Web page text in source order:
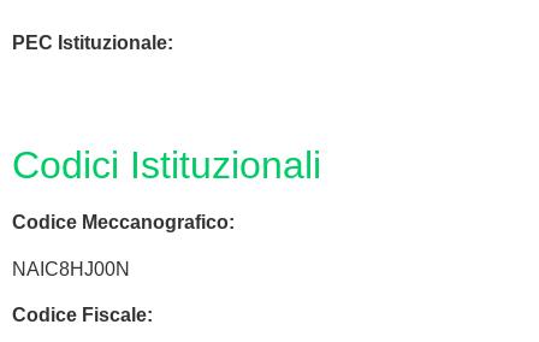
PEC Istituzionale:
Codici Istituzionali
Codice Meccanografico:
NAIC8HJ00N
Codice Fiscale: